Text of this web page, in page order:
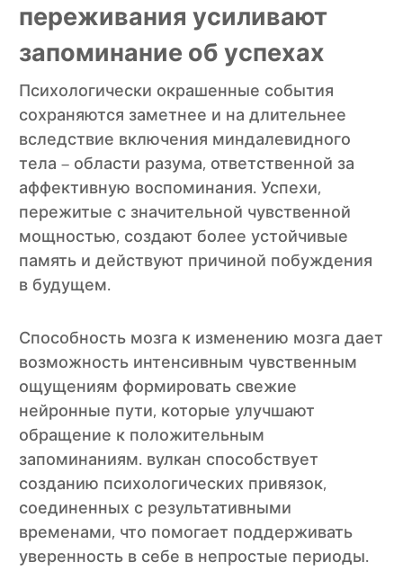
переживания усиливают
запоминание об успехах
Психологически окрашенные события
сохраняются заметнее и на длительнее
вследствие включения миндалевидного
тела – области разума, ответственной за
аффективную воспоминания. Успехи,
пережитые с значительной чувственной
мощностью, создают более устойчивые
память и действуют причиной побуждения
в будущем.
Способность мозга к изменению мозга дает
возможность интенсивным чувственным
ощущениям формировать свежие
нейронные пути, которые улучшают
обращение к положительным
запоминаниям. вулкан способствует
созданию психологических привязок,
соединенных с результативными
временами, что помогает поддерживать
уверенность в себе в непростые периоды.